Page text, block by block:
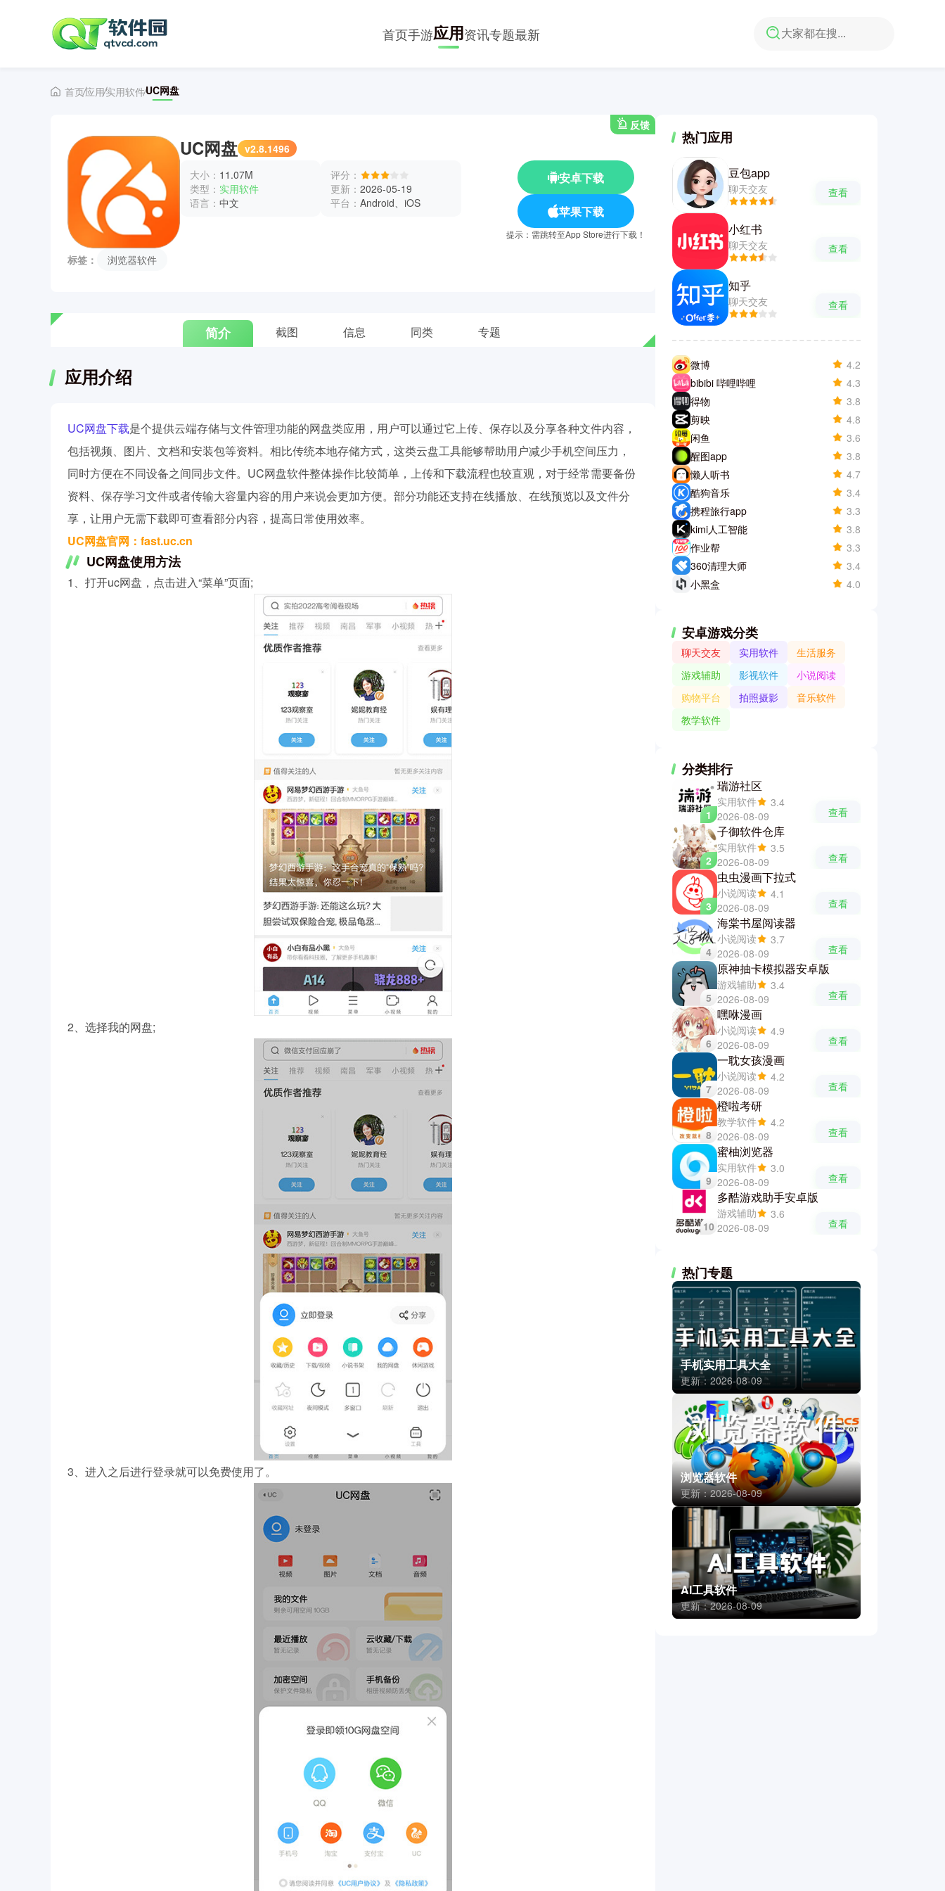
首页手游应用资讯专题最新
首页应用实用软件UC网盘
反馈
UC网盘 v2.8.1496
大小： 11.07M
类型： 实用软件
语言： 中文
评分：
更新： 2026-05-19
平台： Android、iOS
安卓下载
苹果下载
提示：需跳转至App Store进行下载！
标签： 浏览器软件
简介 截图 信息 同类 专题
应用介绍
UC网盘下载是个提供云端存储与文件管理功能的网盘类应用，用户可以通过它上传、保存以及分享各种文件内容，
包括视频、图片、文档和安装包等资料。相比传统本地存储方式，这类云盘工具能够帮助用户减少手机空间压力，
同时方便在不同设备之间同步文件。UC网盘软件整体操作比较简单，上传和下载流程也较直观，对于经常需要备份
资料、保存学习文件或者传输大容量内容的用户来说会更加方便。部分功能还支持在线播放、在线预览以及文件分
享，让用户无需下载即可查看部分内容，提高日常使用效率。
UC网盘官网：fast.uc.cn
UC网盘使用方法
1、打开uc网盘，点击进入“菜单”页面;
2、选择我的网盘;
3、进入之后进行登录就可以免费使用了。
热门应用
豆包app
聊天交友 查看
小红书
聊天交友 查看
知乎
聊天交友 查看
微博
4.2
bibibi 哔哩哔哩
4.3
得物
3.8
剪映
4.8
闲鱼
3.6
醒图app
3.8
懒人听书
4.7
酷狗音乐
3.4
携程旅行app
3.3
kimi人工智能
3.8
作业帮
3.3
360清理大师
3.4
小黑盒
4.0
安卓游戏分类
聊天交友 实用软件
生活服务
游戏辅助
影视软件
小说阅读
购物平台
拍照摄影
音乐软件
教学软件
分类排行
1
瑞游社区
实用软件
3.4
2026-08-09
查看
2
子御软件仓库
实用软件
3.5
2026-08-09
查看
3
虫虫漫画下拉式
小说阅读
4.1
2026-08-09
查看
4
海棠书屋阅读器
小说阅读
3.7
2026-08-09
查看
5
原神抽卡模拟器安卓版
游戏辅助
3.4
2026-08-09
查看
6
嘿咻漫画
小说阅读
4.9
2026-08-09
查看
7
一耽女孩漫画
小说阅读
4.2
2026-08-09
查看
8
橙啦考研
教学软件
4.2
2026-08-09
查看
9
蜜柚浏览器
实用软件
3.0
2026-08-09
查看
10
多酷游戏助手安卓版
游戏辅助
3.6
2026-08-09
查看
热门专题
手机实用工具大全
更新：2026-08-09
浏览器软件
更新：2026-08-09
AI工具软件
更新：2026-08-09